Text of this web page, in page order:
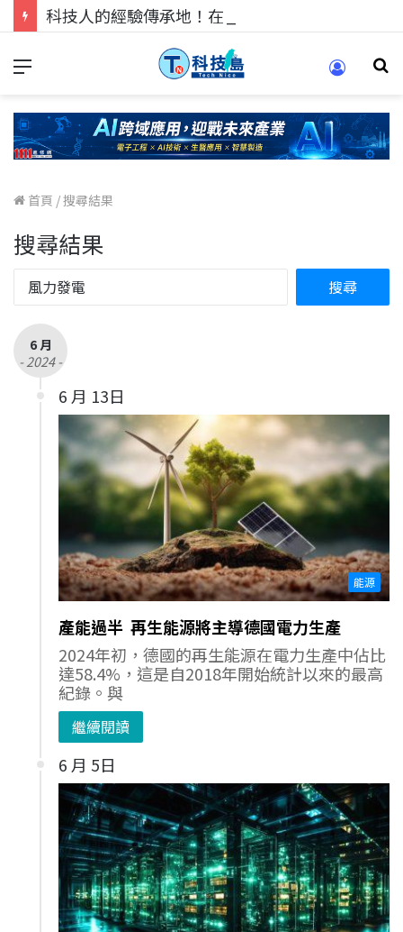
首頁 /搜尋結果
搜尋結果
6 月
- 2024 -
6 月 13日
能源
產能過半 再生能源將主導德國電力生產
2024年初，德國的再生能源在電力生產中佔比
達58.4%，這是自2018年開始統計以來的最高
紀錄。與
繼續閱讀
6 月 5日